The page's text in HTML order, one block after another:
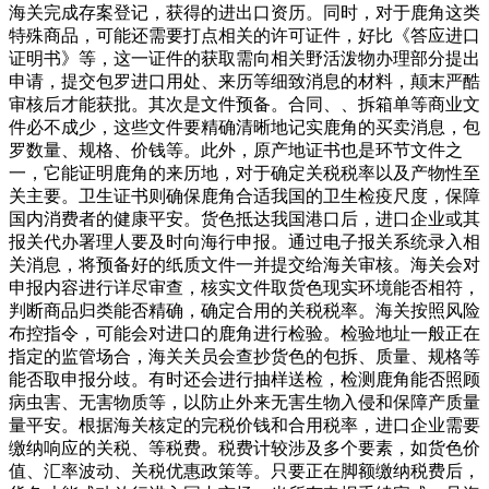
海关完成存案登记，获得的进出口资历。同时，对于鹿角这类
特殊商品，可能还需要打点相关的许可证件，好比《答应进口
证明书》等，这一证件的获取需向相关野活泼物办理部分提出
申请，提交包罗进口用处、来历等细致消息的材料，颠末严酷
审核后才能获批。其次是文件预备。合同、、拆箱单等商业文
件必不成少，这些文件要精确清晰地记实鹿角的买卖消息，包
罗数量、规格、价钱等。此外，原产地证书也是环节文件之
一，它能证明鹿角的来历地，对于确定关税税率以及产物性至
关主要。卫生证书则确保鹿角合适我国的卫生检疫尺度，保障
国内消费者的健康平安。货色抵达我国港口后，进口企业或其
报关代办署理人要及时向海行申报。通过电子报关系统录入相
关消息，将预备好的纸质文件一并提交给海关审核。海关会对
申报内容进行详尽审查，核实文件取货色现实环境能否相符，
判断商品归类能否精确，确定合用的关税税率。海关按照风险
布控指令，可能会对进口的鹿角进行检验。检验地址一般正在
指定的监管场合，海关关员会查抄货色的包拆、质量、规格等
能否取申报分歧。有时还会进行抽样送检，检测鹿角能否照顾
病虫害、无害物质等，以防止外来无害生物入侵和保障产质量
量平安。根据海关核定的完税价钱和合用税率，进口企业需要
缴纳响应的关税、等税费。税费计较涉及多个要素，如货色价
值、汇率波动、关税优惠政策等。只要正在脚额缴纳税费后，